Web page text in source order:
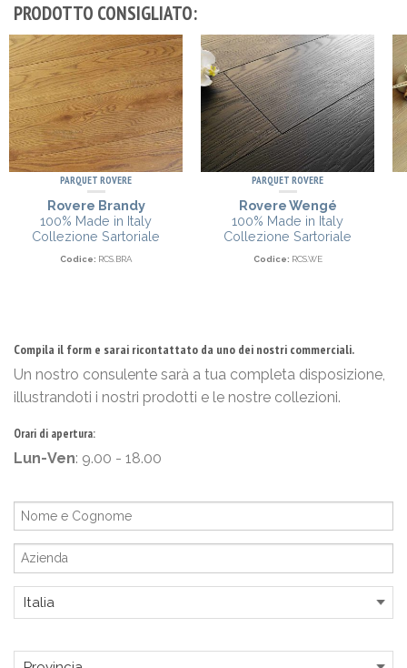
PRODOTTO CONSIGLIATO:
PARQUET ROVERE
Rovere Brandy
100% Made in Italy
Collezione Sartoriale
Codice: RCS.BRA
PARQUET ROVERE
Rovere Wengé
100% Made in Italy
Collezione Sartoriale
Codice: RCS.WE
Compila il form e sarai ricontattato da uno dei nostri commerciali.
Un nostro consulente sarà a tua completa disposizione,
illustrandoti i nostri prodotti e le nostre collezioni.
Orari di apertura:
Lun-Ven: 9.00 - 18.00